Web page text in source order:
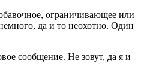
ограничивающее или
да и то неохотно. Один
сообщение. Не зовут, да я и